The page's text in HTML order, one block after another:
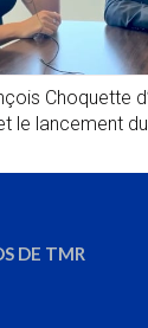
Choquette
le lancement
DE TMR